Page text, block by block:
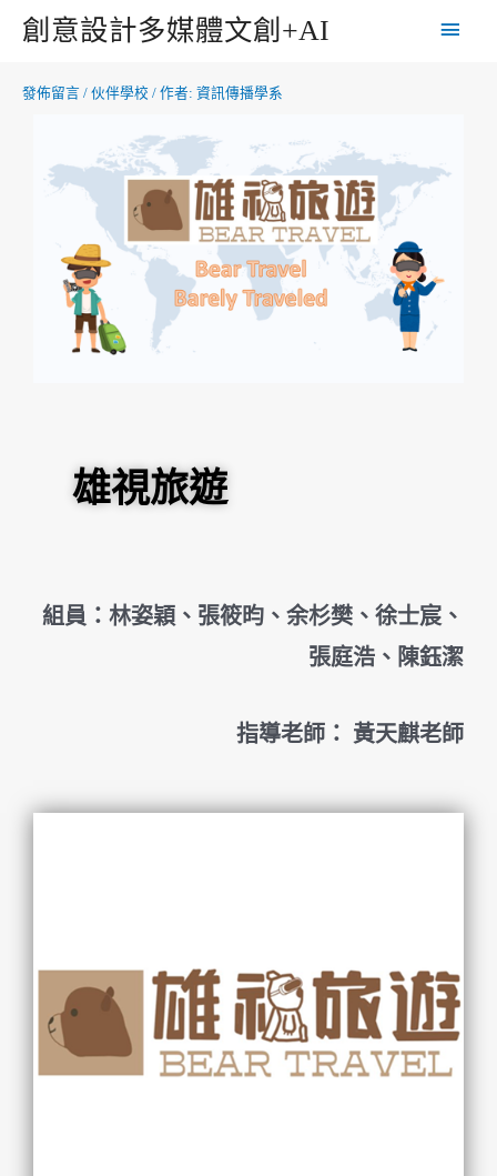
創意設計多媒體文創+AI
發佈留言 / 伙伴學校 / 作者: 資訊傳播學系
雄視旅遊
組員：林姿穎、張筱昀、余杉樊、徐士宸、
張庭浩、陳鈺潔
指導老師： 黃天麒老師